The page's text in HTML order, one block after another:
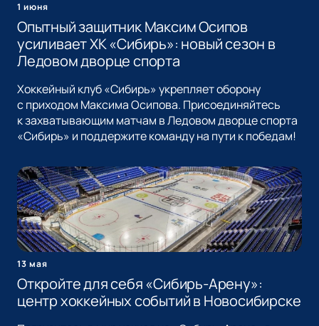
1 июня
Опытный защитник Максим Осипов
усиливает ХК «Сибирь»: новый сезон в
Ледовом дворце спорта
Хоккейный клуб «Сибирь» укрепляет оборону
с приходом Максима Осипова. Присоединяйтесь
к захватывающим матчам в Ледовом дворце спорта
«Сибирь» и поддержите команду на пути к победам!
13 мая
Откройте для себя «Сибирь-Арену»:
центр хоккейных событий в Новосибирске